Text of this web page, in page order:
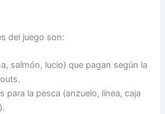
del juego son:
salmón, lucio) que pagan según la
para la pesca (anzuelo, línea, caja